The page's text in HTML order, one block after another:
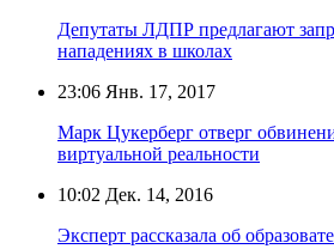
Депутаты ЛДПР предлагают
нападениях в школах
23:06 Янв. 17, 2017
Марк Цукерберг отверг
виртуальной реальности
10:02 Дек. 14, 2016
Эксперт рассказала об